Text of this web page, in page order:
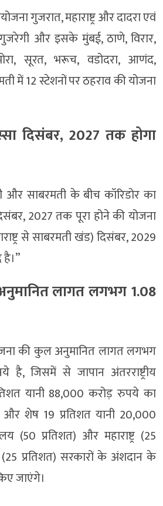
गुजरात, महाराष्ट्र और दादरा एवं
और इसके मुंबई, ठाणे, विरार,
सूरत, भरूच, वडोदरा, आणंद,
में 12 स्टेशनों पर ठहराव की योजना
दिसंबर, 2027 तक होगा
और साबरमती के बीच कॉरिडोर का
2027 तक पूरा होने की योजना
से साबरमती खंड) दिसंबर, 2029
लागत लगभग 1.08
की कुल अनुमानित लागत लगभग
है, जिसमें से जापान अंतरराष्ट्रीय
यानी 88,000 करोड़ रुपये का
और शेष 19 प्रतिशत यानी 20,000
(50 प्रतिशत) और महाराष्ट्र (25
प्रतिशत) सरकारों के अंशदान के
जाएंगे।